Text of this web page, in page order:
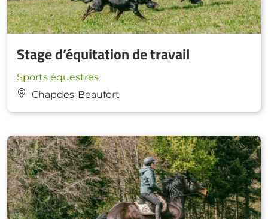
Stage d’équitation de travail
Sports équestres
Chapdes-Beaufort